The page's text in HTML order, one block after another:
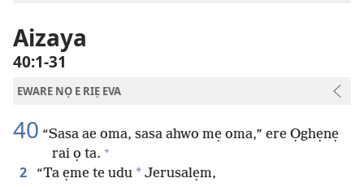
Aizaya
40:1-31
EWARE NỌ E RIẸ EVA
40 “Sasa ae oma, sasa ahwo mẹ oma,” ere Ọghẹnẹ
rai ọ ta. +
2 “Ta ẹme te udu * Jerusalẹm,